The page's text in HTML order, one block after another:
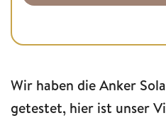
Wir haben die Anker
getestet, hier ist unser